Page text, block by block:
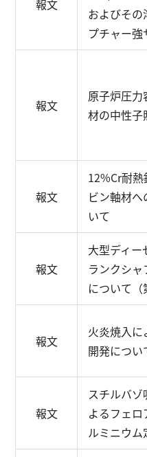
報文
およびその
プチャー
報文
原子炉圧力
材の中性子
報文
12%Cr耐
ビン軸材
いて
報文
大型ディー
ランクシ
について（
報文
火炎焼入に
開発につい
報文
スチルバゾ
よるフェ
ルミニウム